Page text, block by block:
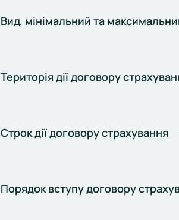
Вид, мінімальний та
Територія дії договору
Строк дії договору страхування
Порядок вступу договору